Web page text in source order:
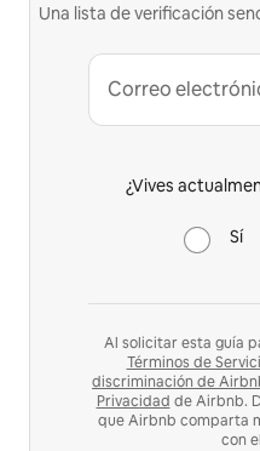
Una lista de verificación
Correo
¿Vives
Sí
Al solicitar esta guía
Términos de
discriminación de
Privacidad de Airbnb.
que Airbnb comparta
con